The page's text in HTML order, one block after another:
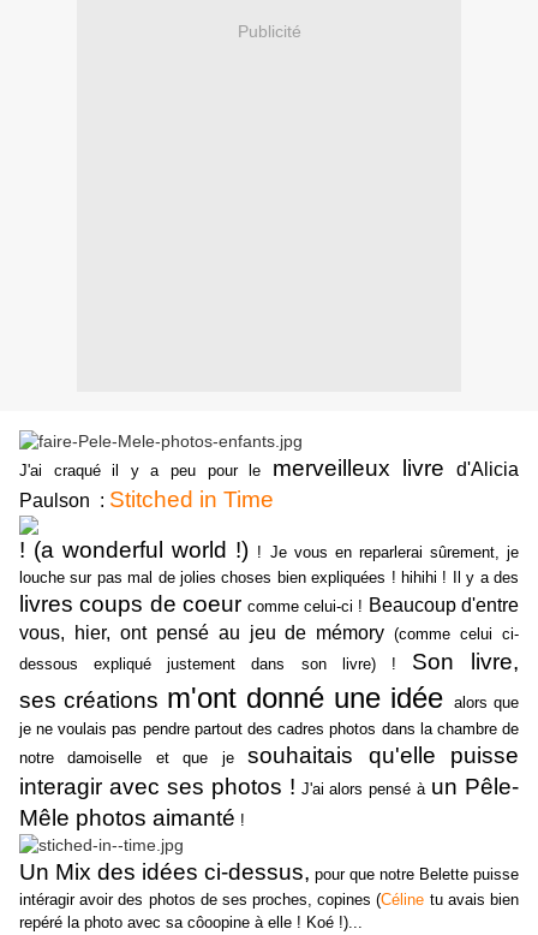
Publicité
J'ai craqué il y a peu pour le merveilleux livre
d'Alicia
Paulson : Stitched in Time
! (a wonderful world !) ! Je vous en reparlerai sûrement, je
louche sur pas mal de jolies choses bien expliquées ! hihihi ! Il y a des
livres coups de coeur comme celui-ci ! Beaucoup d'entre
vous, hier, ont pensé au jeu de mémory (comme celui ci-
dessous expliqué justement dans son livre) ! Son livre,
ses créations m'ont donné une idée alors que
je ne voulais pas pendre partout des cadres photos dans la chambre de
notre damoiselle et que jesouhaitais qu'elle puisse
interagir avec ses photos ! J'ai alors pensé à un Pêle-
Mêle photos aimanté !
Un Mix des idées ci-dessus, pour que notre Belette puisse
intéragir avoir des photos de ses proches, copines (Céline tu avais bien
repéré la photo avec sa côoopine à elle ! Koé !)...